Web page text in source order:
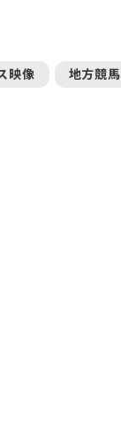
映像 地方競馬